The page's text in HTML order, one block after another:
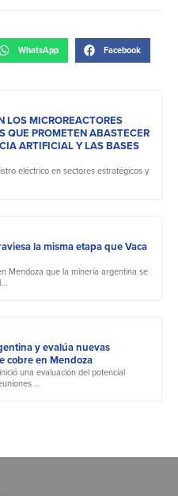
WhatsApp Facebook
LOS MICROREACTORES
QUE PROMETEN ABASTECER
ARTIFICIAL Y LAS BASES
eléctrico en sectores estratégicos y
la misma etapa que Vaca
Mendoza que la minería argentina se
y evalúa nuevas
cobre en Mendoza
una evaluación del potencial
...